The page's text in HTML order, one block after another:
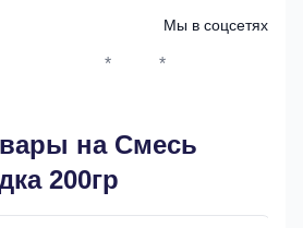
Мы в соцсетях
* *
на Смесь
200гр